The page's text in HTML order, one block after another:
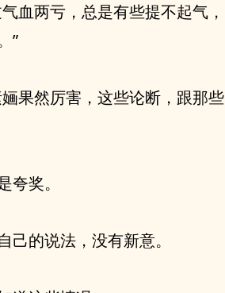
血两亏，总是有些提不起气，
”
果然厉害，这些论断，跟那些
奖。
的说法，没有新意。